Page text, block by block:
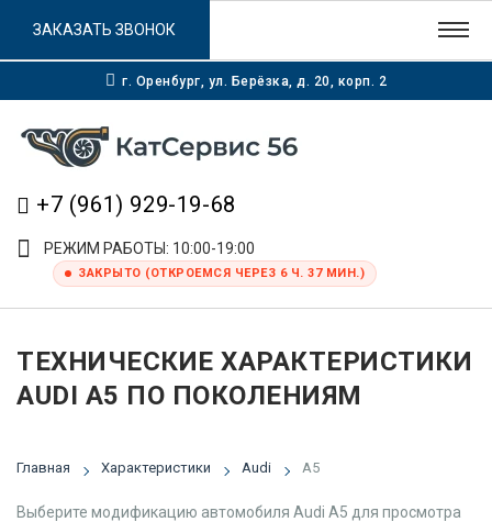
г. Оренбург, ул. Берёзка, д. 20, корп. 2
+7 (961) 929-19-68
РЕЖИМ РАБОТЫ: 10:00-19:00
ЗАКРЫТО (ОТКРОЕМСЯ ЧЕРЕЗ 6 Ч. 37 МИН.)
ЗАКАЗАТЬ ЗВОНОК
ТЕХНИЧЕСКИЕ ХАРАКТЕРИСТИКИ
AUDI A5 ПО ПОКОЛЕНИЯМ
Главная Характеристики Audi A5
Выберите модификацию автомобиля Audi A5 для просмотра